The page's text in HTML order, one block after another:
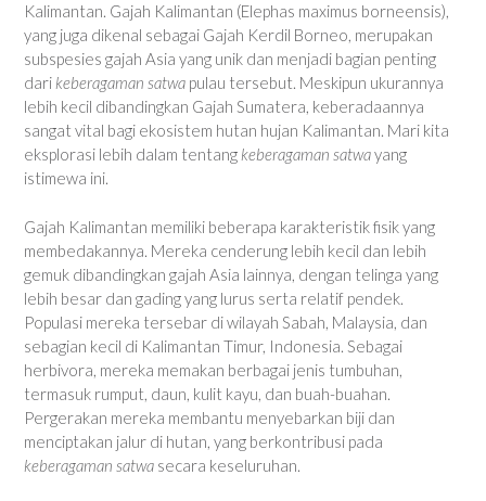
Kalimantan. Gajah Kalimantan (Elephas maximus borneensis),
yang juga dikenal sebagai Gajah Kerdil Borneo, merupakan
subspesies gajah Asia yang unik dan menjadi bagian penting
dari keberagaman satwa pulau tersebut. Meskipun ukurannya
lebih kecil dibandingkan Gajah Sumatera, keberadaannya
sangat vital bagi ekosistem hutan hujan Kalimantan. Mari kita
eksplorasi lebih dalam tentang keberagaman satwayang
istimewa ini.
Gajah Kalimantan memiliki beberapa karakteristik fisik yang
membedakannya. Mereka cenderung lebih kecil dan lebih
gemuk dibandingkan gajah Asia lainnya, dengan telinga yang
lebih besar dan gading yang lurus serta relatif pendek.
Populasi mereka tersebar di wilayah Sabah, Malaysia, dan
sebagian kecil di Kalimantan Timur, Indonesia. Sebagai
herbivora, mereka memakan berbagai jenis tumbuhan,
termasuk rumput, daun, kulit kayu, dan buah-buahan.
Pergerakan mereka membantu menyebarkan biji dan
menciptakan jalur di hutan, yang berkontribusi pada
keberagaman satwa secara keseluruhan.